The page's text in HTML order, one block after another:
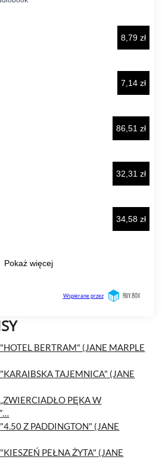
BERTRAM" (JANE MARPLE
TAJEMNICA" (JANE
PĘKA W
Z PADDINGTON" (JANE
PEŁNA ŻYTA" (JANE